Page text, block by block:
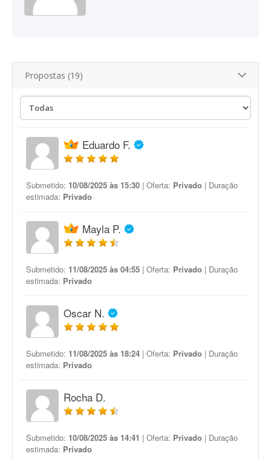
Propostas (19)
Eduardo F.
Submetido: 10/08/2025 às 15:30 | Oferta: Privado | Duração
estimada: Privado
Mayla P.
Submetido: 11/08/2025 às 04:55 | Oferta: Privado | Duração
estimada: Privado
Oscar N.
Submetido: 11/08/2025 às 18:24 | Oferta: Privado | Duração
estimada: Privado
Rocha D.
Submetido: 10/08/2025 às 14:41 | Oferta: Privado | Duração
estimada: Privado